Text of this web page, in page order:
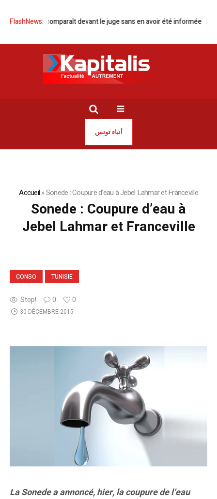
FlashNews:
Dahmani comparaît devant le juge sans en avoir été informée
أنباء تونس
Accueil»Sonede : Coupure d’eau à Jebel Lahmar et Franceville
Sonede : Coupure d’eau à
Jebel Lahmar et Franceville
CONSO TUNISIE
Stop! 0 0
30 DÉCEMBRE 2015
La Sonede a annoncé, hier, la coupure de l’eau